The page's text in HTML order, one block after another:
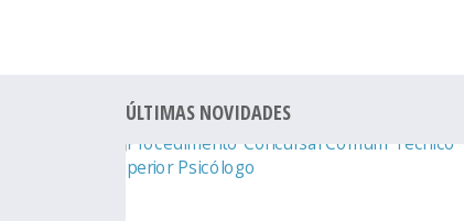
ÚLTIMAS NOVIDADES